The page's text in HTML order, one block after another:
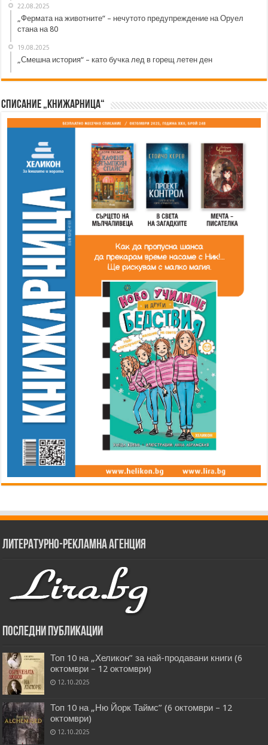
22.08.2025
„Фермата на животните“ – нечутото предупреждение на Оруел
стана на 80
19.08.2025
„Смешна история“ – като бучка лед в горещ летен ден
Списание „Книжарница“
Литературно-рекламна агенция
Последни публикации
Топ 10 на „Хеликон” за най-продавани книги (6
октомври – 12 октомври)
12.10.2025
Топ 10 на „Ню Йорк Таймс” (6 октомври – 12
октомври)
12.10.2025